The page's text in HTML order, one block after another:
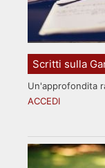
Scritti sulla
Un'approfondita
ACCEDI